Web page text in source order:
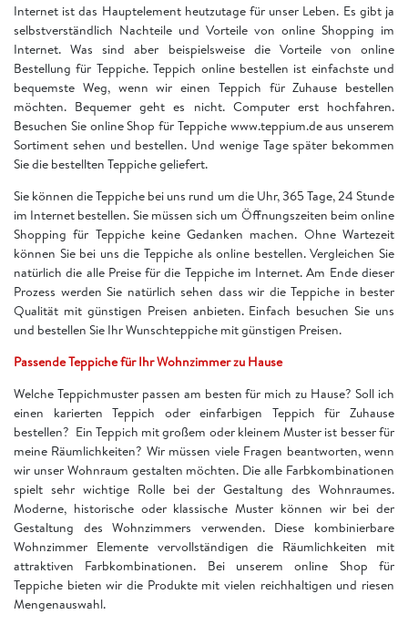
Internet ist das Hauptelement heutzutage für unser Leben. Es gibt ja
selbstverständlich Nachteile und Vorteile von online Shopping im
Internet. Was sind aber beispielsweise die Vorteile von online
Bestellung für Teppiche. Teppich online bestellen ist einfachste und
bequemste Weg, wenn wir einen Teppich für Zuhause bestellen
möchten. Bequemer geht es nicht. Computer erst hochfahren.
Besuchen Sie online Shop für Teppiche www.teppium.de aus unserem
Sortiment sehen und bestellen. Und wenige Tage später bekommen
Sie die bestellten Teppiche geliefert.
Sie können die Teppiche bei uns rund um die Uhr, 365 Tage, 24 Stunde
im Internet bestellen. Sie müssen sich um Öffnungszeiten beim online
Shopping für Teppiche keine Gedanken machen. Ohne Wartezeit
können Sie bei uns die Teppiche als online bestellen. Vergleichen Sie
natürlich die alle Preise für die Teppiche im Internet. Am Ende dieser
Prozess werden Sie natürlich sehen dass wir die Teppiche in bester
Qualität mit günstigen Preisen anbieten. Einfach besuchen Sie uns
und bestellen Sie Ihr Wunschteppiche mit günstigen Preisen.
Passende Teppiche für Ihr Wohnzimmer zu Hause
Welche Teppichmuster passen am besten für mich zu Hause? Soll ich
einen karierten Teppich oder einfarbigen Teppich für Zuhause
bestellen? Ein Teppich mit großem oder kleinem Muster ist besser für
meine Räumlichkeiten? Wir müssen viele Fragen beantworten, wenn
wir unser Wohnraum gestalten möchten. Die alle Farbkombinationen
spielt sehr wichtige Rolle bei der Gestaltung des Wohnraumes.
Moderne, historische oder klassische Muster können wir bei der
Gestaltung des Wohnzimmers verwenden. Diese kombinierbare
Wohnzimmer Elemente vervollständigen die Räumlichkeiten mit
attraktiven Farbkombinationen. Bei unserem online Shop für
Teppiche bieten wir die Produkte mit vielen reichhaltigen und riesen
Mengenauswahl.